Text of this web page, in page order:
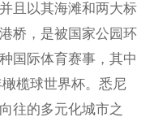
且以其海滩和两大标
桥，是被国家公园环
国际体育赛事，其中
榄球世界杯。悉尼
往的多元化城市之